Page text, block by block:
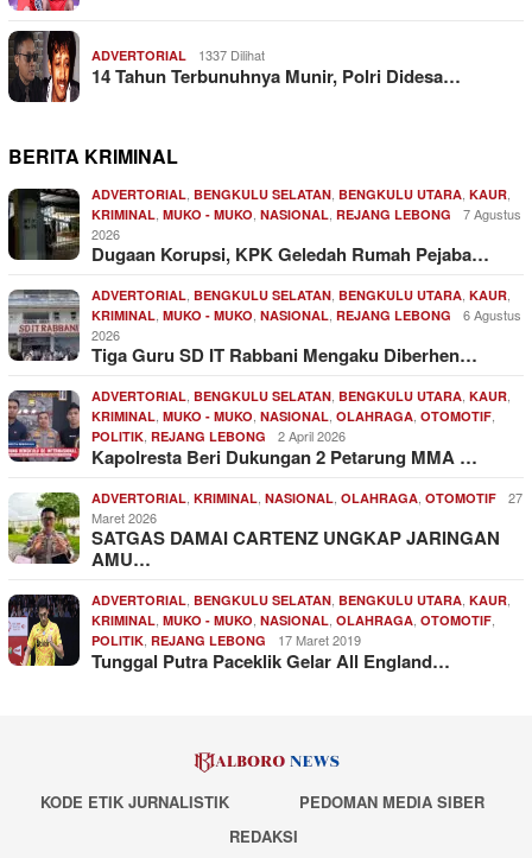
ADVERTORIAL 1337 Dilihat
14 Tahun Terbunuhnya Munir, Polri Didesa…
BERITA KRIMINAL
ADVERTORIAL BENGKULU SELATAN BENGKULU UTARA KAUR
KRIMINAL MUKO - MUKO NASIONAL REJANG LEBONG
7 Agustus
2026
Dugaan Korupsi, KPK Geledah Rumah Pejaba…
ADVERTORIAL BENGKULU SELATAN BENGKULU UTARA KAUR
KRIMINAL MUKO - MUKO NASIONAL REJANG LEBONG
6 Agustus
2026
Tiga Guru SD IT Rabbani Mengaku Diberhen…
ADVERTORIAL BENGKULU SELATAN BENGKULU UTARA KAUR
KRIMINAL MUKO - MUKO NASIONAL OLAHRAGA OTOMOTIF
POLITIK REJANG LEBONG 2 April 2026
Kapolresta Beri Dukungan 2 Petarung MMA …
ADVERTORIAL KRIMINAL NASIONAL OLAHRAGA OTOMOTIF
27
Maret 2026
SATGAS DAMAI CARTENZ UNGKAP JARINGAN
AMU…
ADVERTORIAL BENGKULU SELATAN BENGKULU UTARA KAUR
KRIMINAL MUKO - MUKO NASIONAL OLAHRAGA OTOMOTIF
POLITIK REJANG LEBONG 17 Maret 2019
Tunggal Putra Paceklik Gelar All England…
KODE ETIK JURNALISTIK
PEDOMAN MEDIA SIBER
REDAKSI